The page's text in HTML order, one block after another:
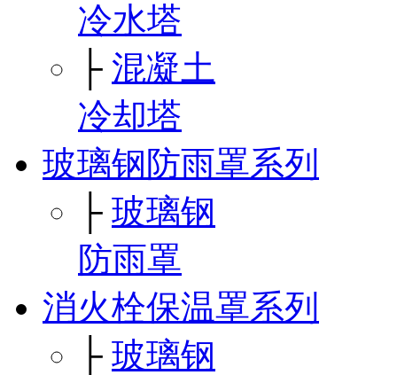
冷水塔
├ 混凝土
冷却塔
玻璃钢防雨罩系列
├ 玻璃钢
防雨罩
消火栓保温罩系列
├ 玻璃钢